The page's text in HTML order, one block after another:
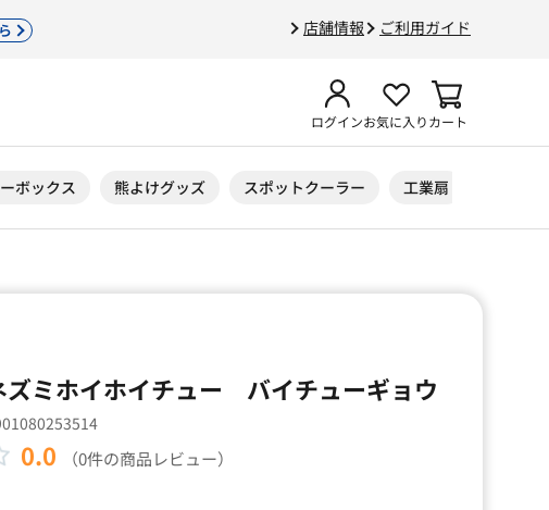
店舗情報 ご利用ガイド
ログインお気に入りカート
ボックス 熊よけグッズ スポットクーラー 工業扇
ミホイホイチュー バイチューギョウ
0.0 （0件の商品レビュー）